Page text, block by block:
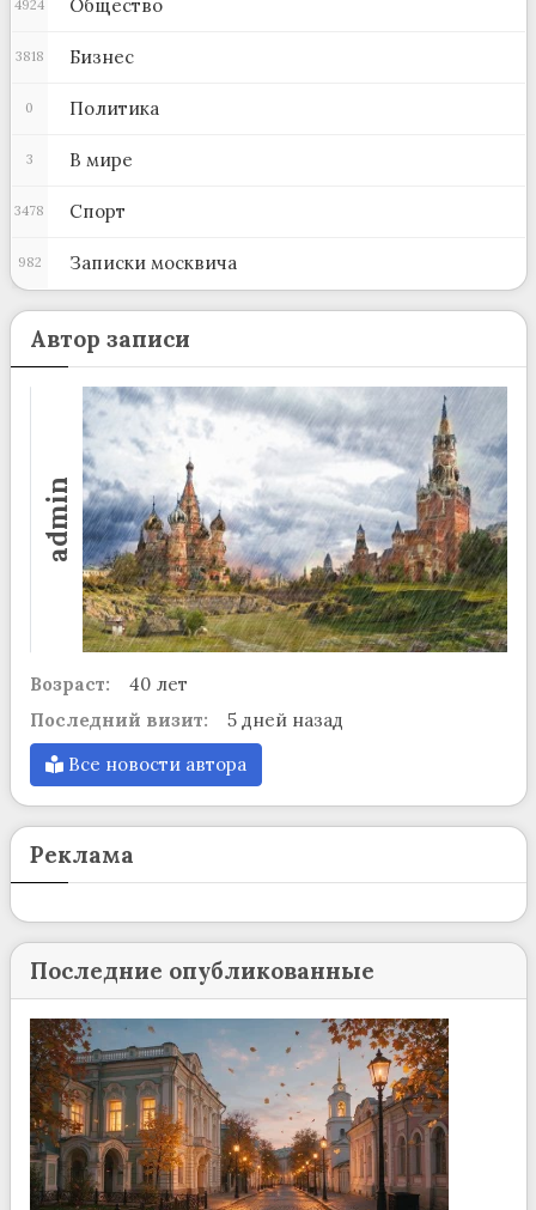
Общество
4924
Бизнес
3818
Политика
0
В мире
3
Спорт
3478
Записки москвича
982
Автор записи
admin
Возраст:
40 лет
Последний визит:
5 дней назад
Все новости автора
Реклама
Последние опубликованные